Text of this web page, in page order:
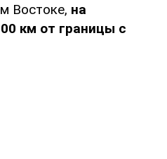
Востоке, на
км от границы с